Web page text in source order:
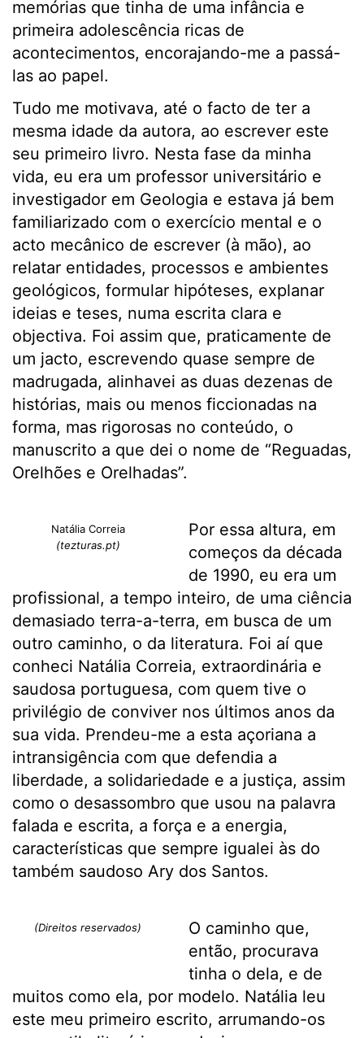
memórias que tinha de uma infância e
primeira adolescência ricas de
acontecimentos, encorajando-me a passá-
las ao papel.
Tudo me motivava, até o facto de ter a
mesma idade da autora, ao escrever este
seu primeiro livro. Nesta fase da minha
vida, eu era um professor universitário e
investigador em Geologia e estava já bem
familiarizado com o exercício mental e o
acto mecânico de escrever (à mão), ao
relatar entidades, processos e ambientes
geológicos, formular hipóteses, explanar
ideias e teses, numa escrita clara e
objectiva. Foi assim que, praticamente de
um jacto, escrevendo quase sempre de
madrugada, alinhavei as duas dezenas de
histórias, mais ou menos ficcionadas na
forma, mas rigorosas no conteúdo, o
manuscrito a que dei o nome de “Reguadas,
Orelhões e Orelhadas”.
Natália Correia
(tezturas.pt)
Por essa altura, em
começos da década
de 1990, eu era um
profissional, a tempo inteiro, de uma ciência
demasiado terra-a-terra, em busca de um
outro caminho, o da literatura. Foi aí que
conheci Natália Correia, extraordinária e
saudosa portuguesa, com quem tive o
privilégio de conviver nos últimos anos da
sua vida. Prendeu-me a esta açoriana a
intransigência com que defendia a
liberdade, a solidariedade e a justiça, assim
como o desassombro que usou na palavra
falada e escrita, a força e a energia,
características que sempre igualei às do
também saudoso Ary dos Santos.
(Direitos reservados)
O caminho que,
então, procurava
tinha o dela, e de
muitos como ela, por modelo. Natália leu
este meu primeiro escrito, arrumando-os